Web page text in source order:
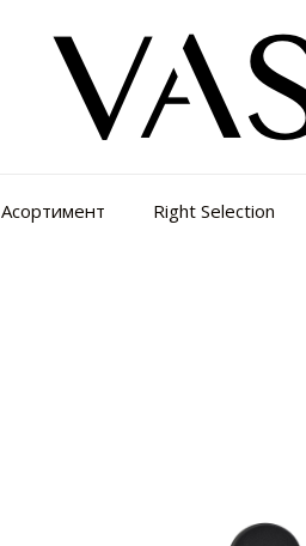
Асортимент Right Selection